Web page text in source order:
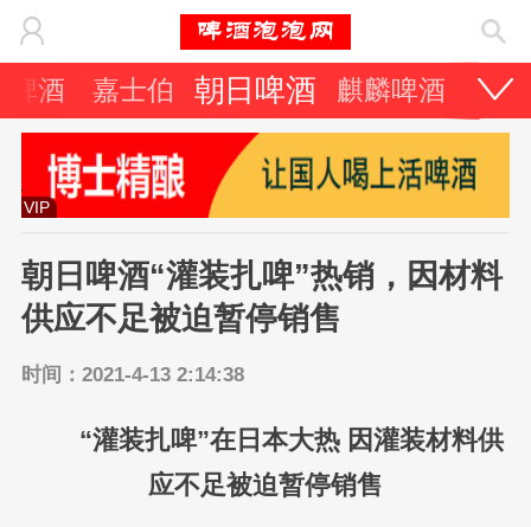
啤酒 嘉士伯 朝日啤酒 麒麟啤酒 其
VIP
朝日啤酒“灌装扎啤”热销，因材料
供应不足被迫暂停销售
时间：2021-4-13 2:14:38
“灌装扎啤”在日本大热 因灌装材料供
应不足被迫暂停销售